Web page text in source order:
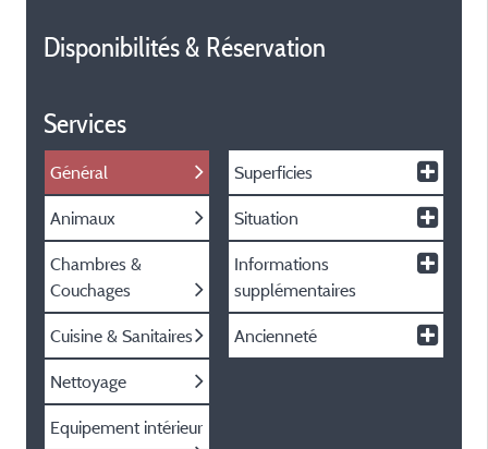
Disponibilités & Réservation
Services
Général
Animaux
Chambres &
Couchages
Cuisine & Sanitaires
Nettoyage
Equipement intérieur
Superficies
Situation
Informations
supplémentaires
Ancienneté